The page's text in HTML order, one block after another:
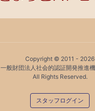
Copyright © 2011 - 2026
一般財団法人社会的認証開発推進
All Rights Reserved.
スタッフログイン